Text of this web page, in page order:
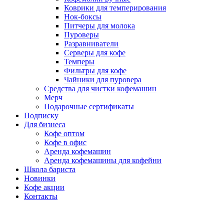
Коврики для темперирования
Нок-боксы
Питчеры для молока
Пуроверы
Разравниватели
Серверы для кофе
Темперы
Фильтры для кофе
Чайники для пуровера
Средства для чистки кофемашин
Мерч
Подарочные сертификаты
Подписку
Для бизнеса
Кофе оптом
Кофе в офис
Аренда кофемашин
Аренда кофемашины для кофейни
Школа бариста
Новинки
Кофе акции
Контакты